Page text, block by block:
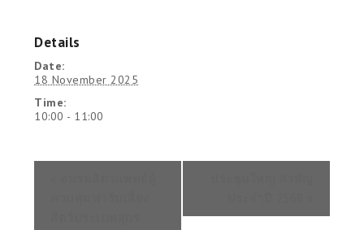
Details
Date:
18 November 2025
Time:
10:00 - 11:00